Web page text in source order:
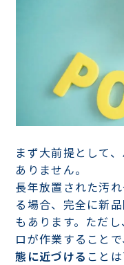
まず大前提として
ありません。
長年放置された汚
る場合、完全に新
もあります。ただ
ロが作業することで
態に近づける ことは